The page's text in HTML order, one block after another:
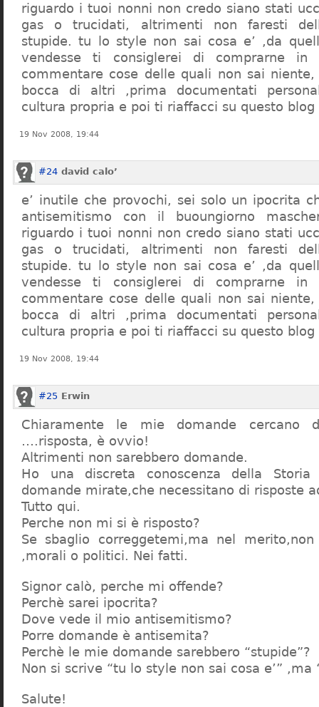
riguardo i tuoi nonni non credo siano stati
gas o trucidati, altrimenti non faresti
stupide. tu lo style non sai cosa e’ ,da
vendesse ti consiglerei di comprarne in
commentare cose delle quali non sai
bocca di altri ,prima documentati
cultura propria e poi ti riaffacci su questo blog
19 Nov 2008, 19:44
#24 david calo’
e’ inutile che provochi, sei solo un ipocrita
antisemitismo con il buoungiorno
riguardo i tuoi nonni non credo siano stati
gas o trucidati, altrimenti non faresti
stupide. tu lo style non sai cosa e’ ,da
vendesse ti consiglerei di comprarne in
commentare cose delle quali non sai
bocca di altri ,prima documentati
cultura propria e poi ti riaffacci su questo blog
19 Nov 2008, 19:44
#25 Erwin
Chiaramente le mie domande cercano
….risposta, è ovvio!
Altrimenti non sarebbero domande.
Ho una discreta conoscenza della
domande mirate,che necessitano di risposte
Tutto qui.
Perche non mi si è risposto?
Se sbaglio correggetemi,ma nel
,morali o politici. Nei fatti.
Signor calò, perche mi offende?
Perchè sarei ipocrita?
Dove vede il mio antisemitismo?
Porre domande è antisemita?
Perchè le mie domande sarebbero “stupide”?
Non si scrive “tu lo style non sai cosa e’” ,ma
Salute!